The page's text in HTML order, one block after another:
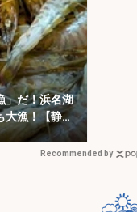
」だ！浜名湖
大漁！【静
Recommended by